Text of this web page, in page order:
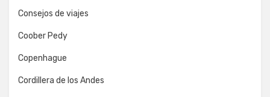
Consejos de viajes
Coober Pedy
Copenhague
Cordillera de los Andes